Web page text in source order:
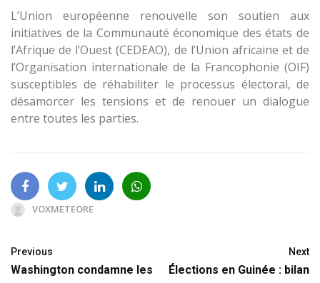
L’Union européenne renouvelle son soutien aux
initiatives de la Communauté économique des états de
l’Afrique de l’Ouest (CEDEAO), de l’Union africaine et de
l’Organisation internationale de la Francophonie (OIF)
susceptibles de réhabiliter le processus électoral, de
désamorcer les tensions et de renouer un dialogue
entre toutes les parties.
VOXMETEORE
Previous
Washington condamne les
Next
Élections en Guinée : bilan